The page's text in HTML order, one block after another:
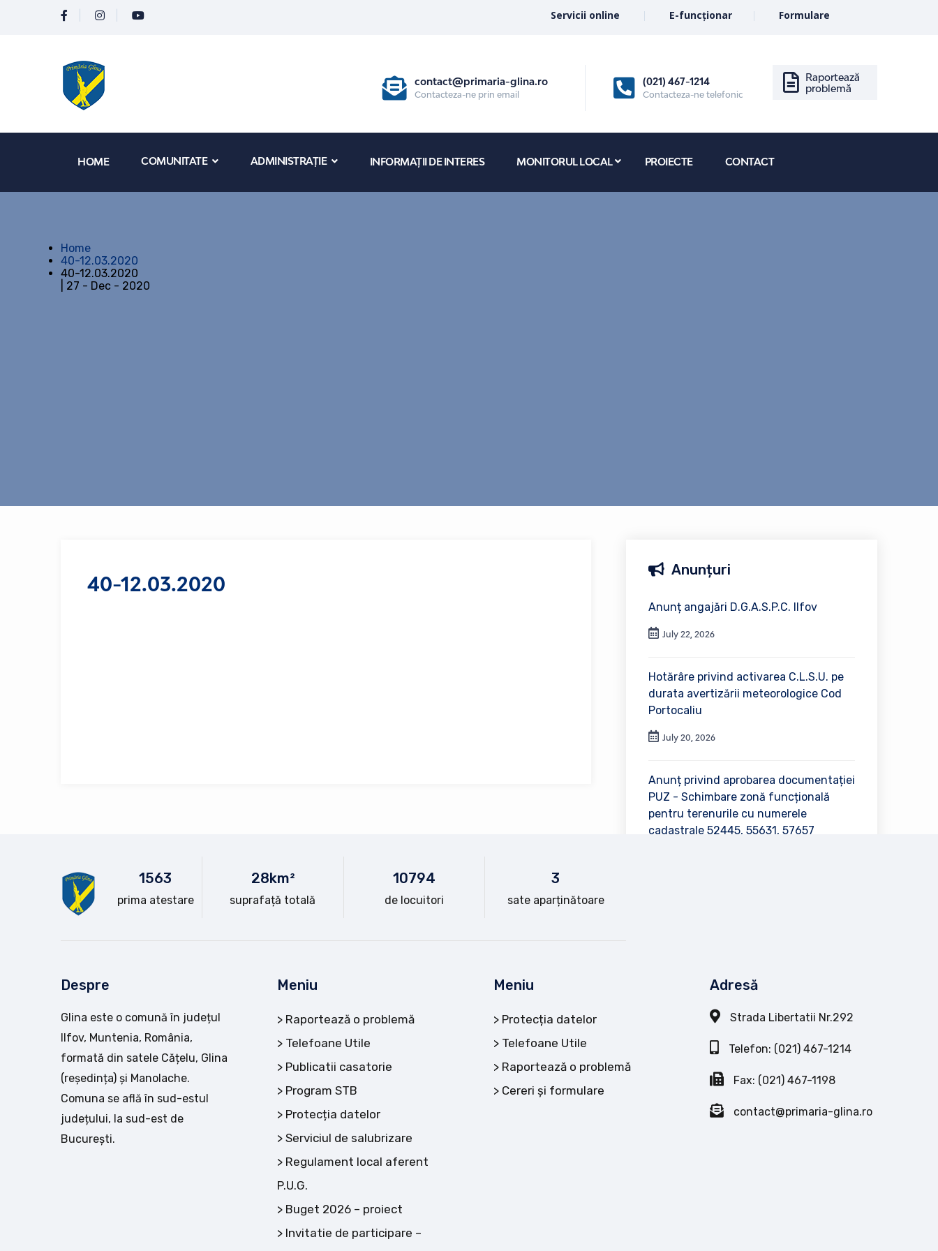
Servicii online E-funcționar Formulare
contact@primaria-glina.ro
Contacteza-ne prin email
(021) 467-1214
Contacteza-ne telefonic
Raportează
problemă
HOME COMUNITATE ADMINISTRAȚIE INFORMAȚII DE INTERES MONITORUL LOCAL PROIECTE CONTACT
Home
40-12.03.2020
40-12.03.2020
| 27 - Dec - 2020
40-12.03.2020
Anunțuri
Anunț angajări D.G.A.S.P.C. Ilfov
July 22, 2026
Hotărâre privind activarea C.L.S.U. pe
durata avertizării meteorologice Cod
Portocaliu
July 20, 2026
Anunț privind aprobarea documentației
PUZ - Schimbare zonă funcțională
pentru terenurile cu numerele
cadastrale 52445, 55631, 57657
1563
prima atestare
28km²
suprafață totală
10794
de locuitori
3
sate aparținătoare
Despre
Glina este o comună în județul
Ilfov, Muntenia, România,
formată din satele Cățelu, Glina
(reședința) și Manolache.
Comuna se află în sud-estul
județului, la sud-est de
București.
Meniu
Raportează o problemă
Telefoane Utile
Publicatii casatorie
Program STB
Protecția datelor
Serviciul de salubrizare
Regulament local aferent
P.U.G.
Buget 2026 – proiect
Invitatie de participare –
Meniu
Protecția datelor
Telefoane Utile
Raportează o problemă
Cereri și formulare
Adresă
Strada Libertatii Nr.292
Telefon: (021) 467-1214
Fax: (021) 467-1198
contact@primaria-glina.ro